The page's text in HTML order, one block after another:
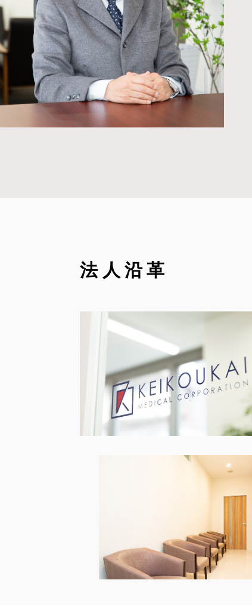
法人沿革